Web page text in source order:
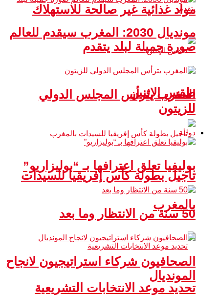
مواد غذائية غير صالحة للاستهلاك
طقس الإثنين
تأجيل بطولة كأس إفريقيا للسيدات
بالمغرب
تحديد موعد الانتخابات التشريعية
مونديال 2030: المغرب سيقدم للعالم
صورة جميلة لبلد يتقدم
المغرب يترأس المجلس الدولي
للزيتون
دولية
بوليفيا تعلق اعترافها بـ “بوليزاريو”
50 سنة من الانتظار وما بعد
الصحافيون شركاء استراتيجيون لانجاح
المونديال